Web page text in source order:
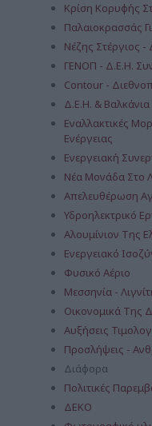
Κρίση Κορυφής
Παλαιοκρασσάς
Νέζης Στέργιος
ΓΕΝΟΠ - Δ.Ε.Η.
Contour -
Δ.Ε.Η. & Βαλκάνια
Εναλλακτικές
Ενέργειας
Ενεργειακή
Νέα Μονάδα Στο
Απελευθέρωση
Υδροηλεκτρικό
Αλουμίνιον Της
Ενεργειακό
Φυσικό Αέριο
Μεσσηνία -
Οικονομικά Της
Αυξήσεις
Προσλήψεις -
Διάφορα
Πολιτικές
ΔΕΚΟ